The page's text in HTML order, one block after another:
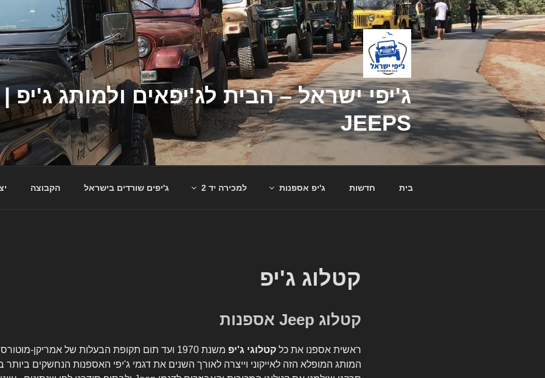
דילוג
לתוכן
JEEPS
בית חדשות ג'יפ אספנות למכירה יד 2 ג'יפים שורדים בישראל הקבוצה
קטלוג ג'יפ
קטלוג Jeep אספנות
ראשית אספנו את כל קטלוגי ג'יפ
משנת 1970 ועד תום תקופת הבעלות של אמריקן-
המותג המופלא הזה לאייקוני וייצרה לאורך השנים את דגמי ג'יפי האספנות הנחשקים